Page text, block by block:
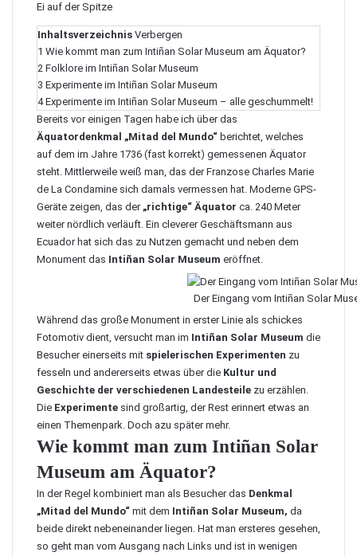
Ei auf der Spitze
Inhaltsverzeichnis Verbergen
1 Wie kommt man zum Intiñan Solar Museum am Äquator?
2 Folklore im Intiñan Solar Museum
3 Experimente im Intiñan Solar Museum
4 Experimente im Intiñan Solar Museum – alle geschummelt!
Bereits vor einigen Tagen habe ich über das
Äquatordenkmal „Mitad del Mundo“ berichtet, welches
auf dem im Jahre 1736 (fast korrekt) gemessenen Äquator
steht. Mittlerweile weiß man, das derFranzose Charles Marie
de La Condamine sich damals vermessen hat. Moderne GPS-
Geräte zeigen, das der „richtige“ Äquator ca. 240 Meter
weiter nördlich verläuft. Ein cleverer Geschäftsmann aus
Ecuador hat sich das zu Nutzen gemacht und neben dem
Monument das Intiñan Solar Museum eröffnet.
Der Eingang vom Intiñan Solar
Während das große Monument in erster Linie als schickes
Fotomotiv dient, versucht man im Intiñan Solar Museum die
Besucher einerseits mit spielerischen Experimenten zu
fesseln und andererseits etwas über die Kultur und
Geschichte der verschiedenen Landesteile zu erzählen.
Die Experimente sind großartig, der Rest erinnert etwas an
einen Themenpark. Doch azu später mehr.
Wie kommt man zum Intiñan Solar
Museum am Äquator?
In der Regel kombiniert man als Besucher das Denkmal
„Mitad del Mundo“ mit dem Intiñan Solar Museum, da
beide direkt nebeneinander liegen. Hat man ersteres gesehen,
so geht man vom Ausgang nach Links und ist in wenigen